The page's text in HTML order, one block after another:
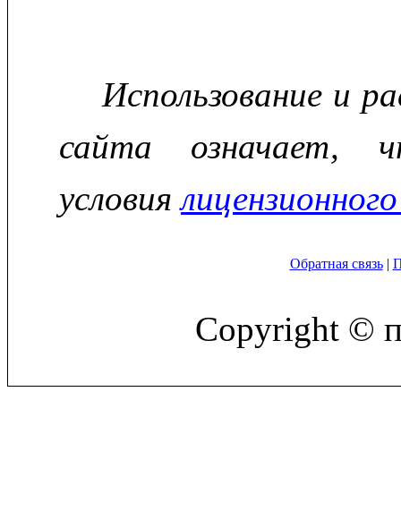
Использование и
сайта означает,
условия
Обратная связь|
Copyright ©